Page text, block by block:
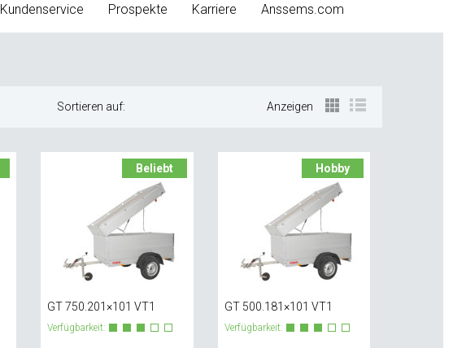
Kundenservice Prospekte Karriere Anssems.com
Sortieren auf: Anzeigen
Beliebt
GT 750.201×101 VT1
Verfügbarkeit:
Hobby
GT 500.181×101 VT1
Verfügbarkeit: